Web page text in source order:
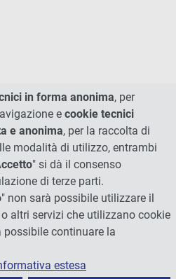
in forma anonima, per
e cookie tecnici
e anonima, per la raccolta di
modalità di utilizzo, entrambi
" si dà il consenso
di terze parti.
" non sarà possibile utilizzare il
altri servizi che utilizzano cookie
possibile continuare la
estesa